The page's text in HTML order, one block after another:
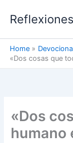
Home
«Dos cosas que
«Dos
humano